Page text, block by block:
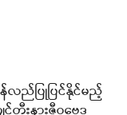
ည်ပြုပြင်နိုင်မည့်